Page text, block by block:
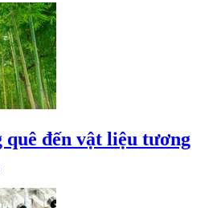
đến vật liệu tương